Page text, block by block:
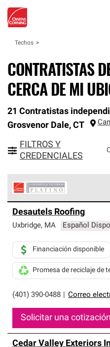
Techos
CONTRATISTAS
CERCA DE MI
21 Contratistas
Grosvenor Dale, CT
FILTROS Y
CREDENCIALES
Corning constituyen el nivel
exclusiva y cumplen con
Solo ellos pueden ofrecer
sistemas de techos.
Desautels Roofing
Uxbridge, MA Español
(401) 390-0488 Correo
Financiación disponible
Promesa de reciclaje de
Solicitar una cotización
Cedar Valley Exteriors